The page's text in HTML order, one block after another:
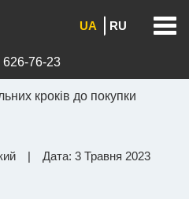
UA RU
626-76-23
кроків до покупки
| Дата: 3 Травня 2023